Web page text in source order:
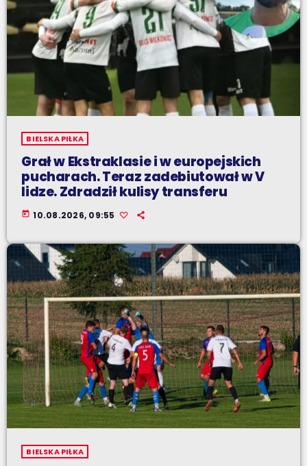
BIELSKA PIŁKA
Grał w Ekstraklasie i w europejskich
pucharach. Teraz zadebiutował w V
lidze. Zdradził kulisy transferu
today 10.08.2026, 09:55
BIELSKA PIŁKA